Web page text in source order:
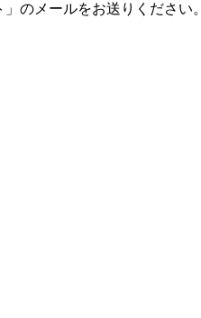
のメールをお送りください。